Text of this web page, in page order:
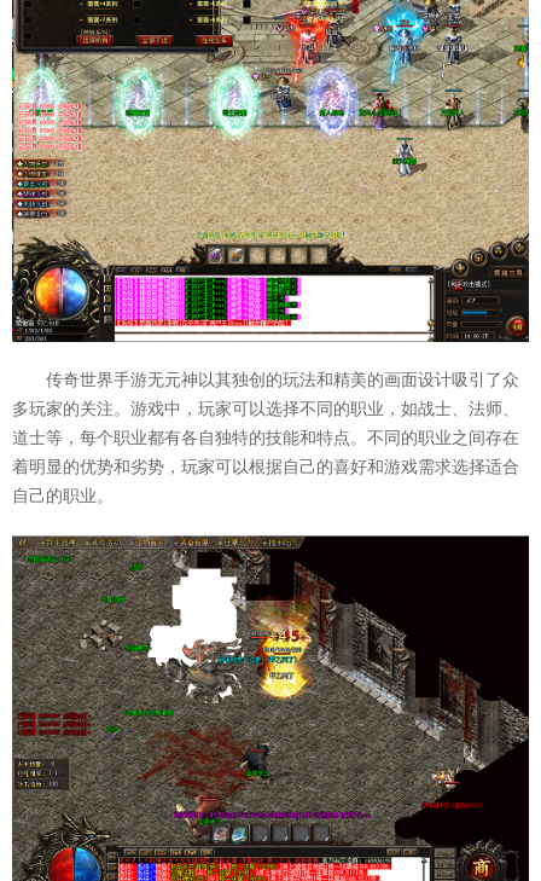
传奇世界手游无元神以其独创的玩法和精美的画面设计吸引了众
多玩家的关注。游戏中，玩家可以选择不同的职业，如战士、法师、
道士等，每个职业都有各自独特的技能和特点。不同的职业之间存在
着明显的优势和劣势，玩家可以根据自己的喜好和游戏需求选择适合
自己的职业。